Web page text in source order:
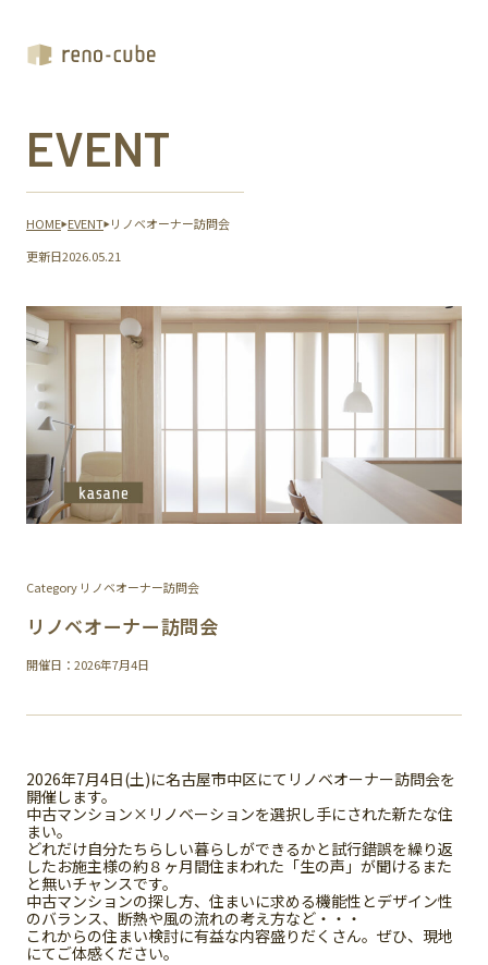
EVENT
HOME EVENT リノベオーナー訪問会
更新日2026.05.21
Category リノベオーナー訪問会
リノベオーナー訪問会
開催日：2026年7月4日
2026年7月4日(土)に名古屋市中区にてリノベオーナー訪問会を
開催します。
中古マンション×リノベーションを選択し手にされた新たな住
まい。
どれだけ自分たちらしい暮らしができるかと試行錯誤を繰り返
したお施主様の約８ヶ月間住まわれた「生の声」が聞けるまた
と無いチャンスです。
中古マンションの探し方、住まいに求める機能性とデザイン性
のバランス、断熱や風の流れの考え方など・・・
これからの住まい検討に有益な内容盛りだくさん。ぜひ、現地
にてご体感ください。